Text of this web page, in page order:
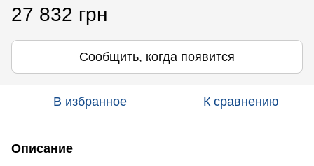
27 832 грн
Сообщить, когда появится
В избранное К сравнению
Описание